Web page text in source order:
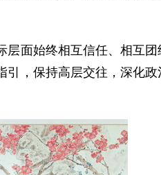
面始终相互信任、相互
，保持高层交往，深化